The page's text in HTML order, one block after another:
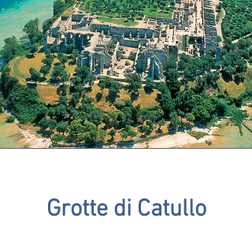
Grotte di Catullo